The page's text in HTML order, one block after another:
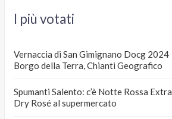
I più votati
Vernaccia di San Gimignano Docg 2024
Borgo della Terra, Chianti Geografico
Spumanti Salento: c’è Notte Rossa Extra
Dry Rosé al supermercato